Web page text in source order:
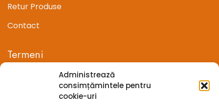
Administrează
consimțămintele pentru
cookie-uri
Retur Produse
Contact
Termeni
Termeni si conditii
Confidentialitate